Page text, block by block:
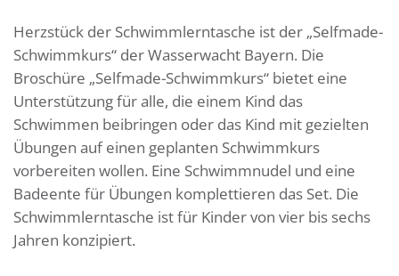
Herzstück der Schwimmlerntasche ist der „Selfmade-
Schwimmkurs“ der Wasserwacht Bayern. Die
Broschüre „Selfmade-Schwimmkurs“ bietet eine
Unterstützung für alle, die einem Kind das
Schwimmen beibringen oder das Kind mit gezielten
Übungen auf einen geplanten Schwimmkurs
vorbereiten wollen. Eine Schwimmnudel und eine
Badeente für Übungen komplettieren das Set. Die
Schwimmlerntasche ist für Kinder von vier bis sechs
Jahren konzipiert.